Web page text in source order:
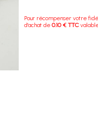
Pour récompenser votre
d'achat de0.10 € TTC